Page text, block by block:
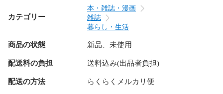
笑える。痛い。苦い。恥ずかしい。
でも、なぜか読み終えると少し軽くなる。
目次
草下シンヤ 「懺悔の味」
岡田育 「ハートに火をつけて」
カテゴリー
本・雑誌・漫画
雑誌
暮らし・生活
商品の状態 新品、未使用
配送料の負担 送料込み(出品者負担)
配送の方法 らくらくメルカリ便